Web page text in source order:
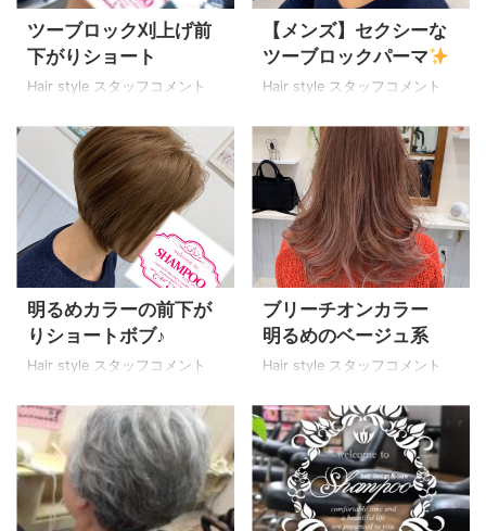
で 11/9(土) 11/16(土)
11/17(日)予備日 11/24(日) 小
島 11/6(水) 11/15(金)
11/27(水) Shampo ...
ト別の公休日 橋本 國分
10/2(水) 10/11(金)
10/21(月) 福澤 10/5(土)
10/6(日) 10/7(月)△
10/1 ...
ツーブロック刈上げ前
下がりショート
Hair style スタッフコメント
【メンズ】セクシーな
ツーブロックパーマ
Hair style スタッフコメント
明るめカラーの前下が
りショートボブ♪
Hair style スタッフコメント
ブリーチオンカラー
明るめのベージュ系
Hair style スタッフコメント